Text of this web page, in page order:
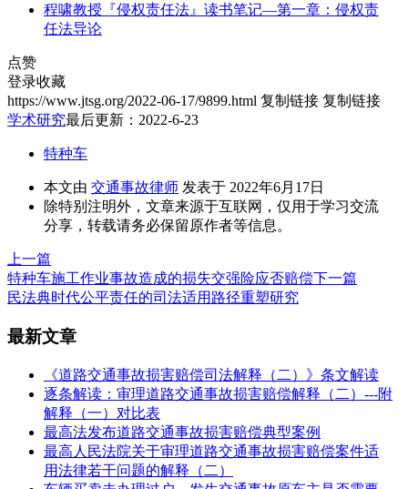
程啸教授『侵权责任法』读书笔记—第一章：侵权责
任法导论
点赞
登录收藏
https://www.jtsg.org/2022-06-17/9899.html 复制链接 复制链接
学术研究最后更新：2022-6-23
特种车
本文由 交通事故律师 发表于 2022年6月17日
除特别注明外，文章来源于互联网，仅用于学习交流
分享，转载请务必保留原作者等信息。
上一篇
特种车施工作业事故造成的损失交强险应否赔偿下一篇
民法典时代公平责任的司法适用路径重塑研究
最新文章
《道路交通事故损害赔偿司法解释（二）》条文解读
逐条解读：审理道路交通事故损害赔偿解释（二）---附
解释（一）对比表
最高法发布道路交通事故损害赔偿典型案例
最高人民法院关于审理道路交通事故损害赔偿案件适
用法律若干问题的解释（二）